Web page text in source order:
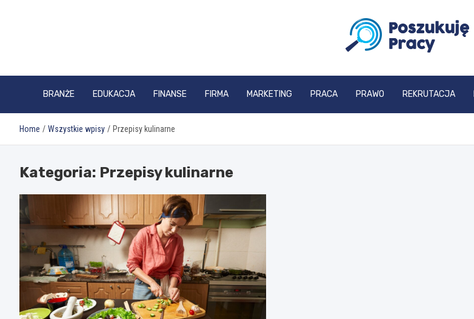
BRANŻE EDUKACJA FINANSE FIRMA MARKETING PRACA PRAWO REKRUTACJA
Home Wszystkie wpisy Przepisy kulinarne
Kategoria: Przepisy kulinarne